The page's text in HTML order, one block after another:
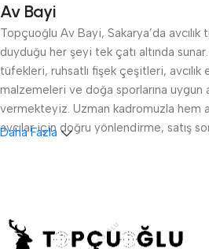
Av Bayi
Topçuoğlu Av Bayi, Sakarya’da avcılık
duyduğu her şeyi tek çatı altında
tüfekleri, ruhsatlı fişek çeşitleri, avcılık
malzemeleri ve doğa sporlarına uygun
vermekteyiz. Uzman kadromuzla hem
avcılar için doğru yönlendirme, satış
sunuyoruz. Avcılıkta kalite, güvenlik
Av sizinle!
Daha Fazla